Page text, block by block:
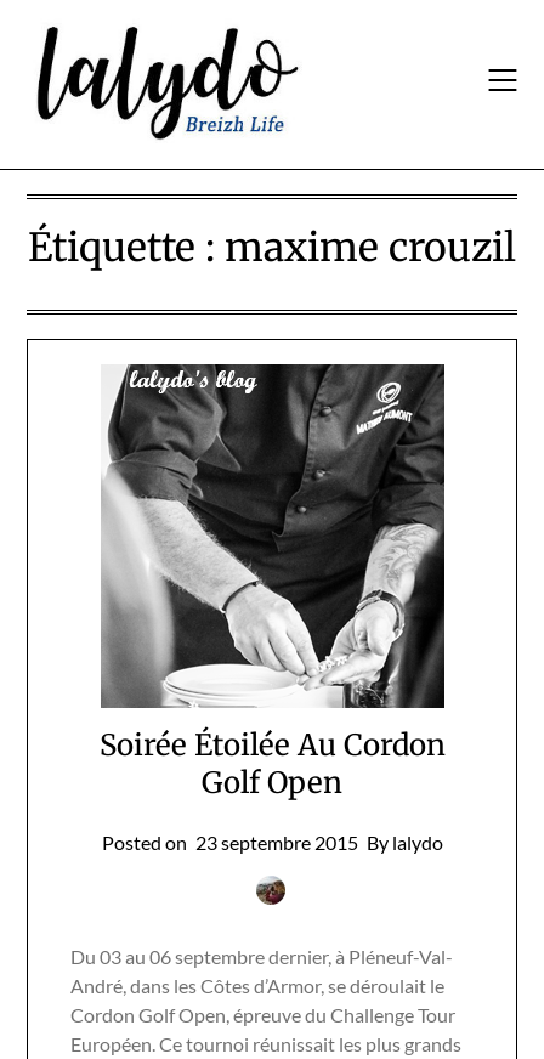
content
Étiquette : maxime crouzil
Soirée Étoilée Au Cordon
Golf Open
Posted on 23 septembre 2015 By lalydo
Du 03 au 06 septembre dernier, à Pléneuf-Val-
André, dans les Côtes d’Armor, se déroulait le
Cordon Golf Open, épreuve du Challenge Tour
Européen. Ce tournoi réunissait les plus grands